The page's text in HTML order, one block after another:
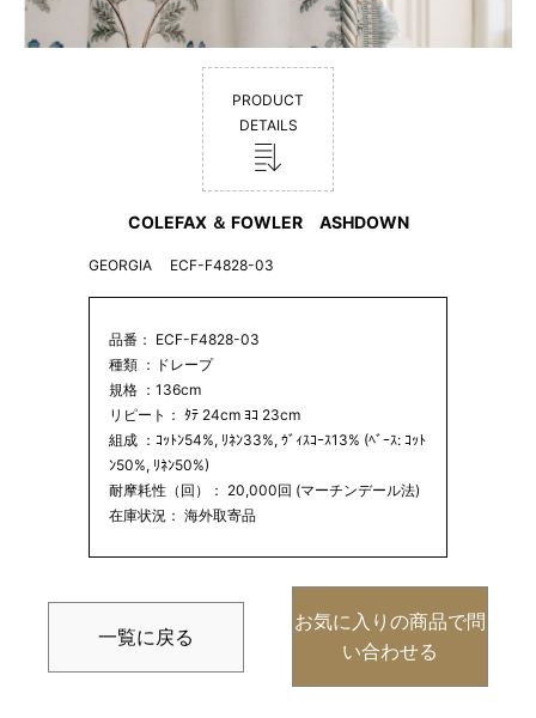
PRODUCT
DETAILS
COLEFAX ＆ FOWLER ASHDOWN
GEORGIA ECF-F4828-03
品番： ECF-F4828-03
種類 ：ドレープ
規格 ：136cm
リピート： ﾀﾃ 24cm ﾖｺ 23cm
組成 ：ｺｯﾄﾝ54%, ﾘﾈﾝ33%, ｳﾞｨｽｺｰｽ13% (ﾍﾞｰｽ: ｺｯﾄ
ﾝ50%, ﾘﾈﾝ50%)
耐摩耗性（回）： 20,000回 (マーチンデール法)
在庫状況： 海外取寄品
一覧に戻る
お気に入りの商品で問
い合わせる